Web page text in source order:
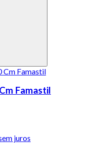
Famastil
juros